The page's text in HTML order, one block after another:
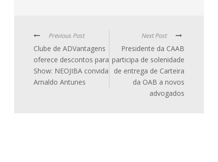
Previous Post
Clube de ADVantagens
oferece descontos para
Show: NEOJIBA convida
Arnaldo Antunes
Next Post
Presidente da CAAB
participa de solenidade
de entrega de Carteira
da OAB a novos
advogados